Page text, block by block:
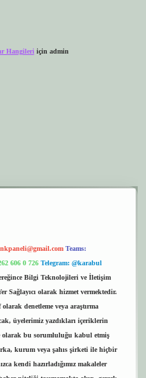
Hangileri için admin
Teams:
606 0 726 Telegram: @karabul
Bilgi Teknolojileri ve İletişim
Sağlayıcı olarak hizmet vermektedir.
denetleme veya araştırma
üyelerimiz yazdıkları içeriklerin
olarak bu sorumluluğu kabul etmiş
kurum veya şahıs şirketi ile hiçbir
kendi hazırladığımız makaleler